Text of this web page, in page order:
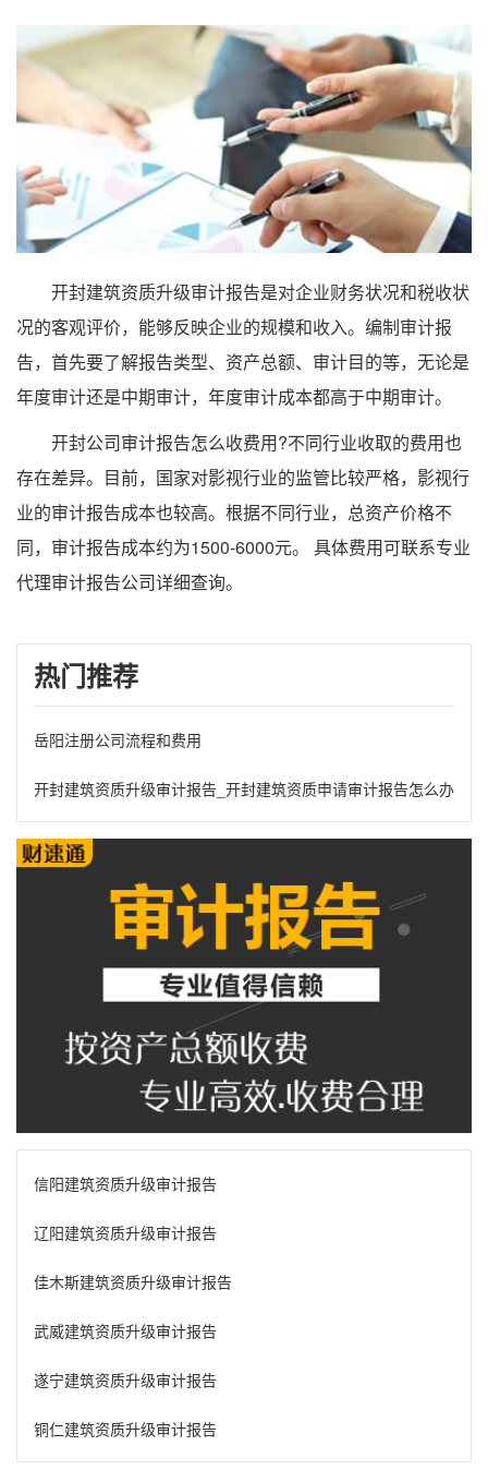
开封建筑资质升级审计报告是对企业财务状况和税收状
况的客观评价，能够反映企业的规模和收入。编制审计报
告，首先要了解报告类型、资产总额、审计目的等，无论是
年度审计还是中期审计，年度审计成本都高于中期审计。
开封公司审计报告怎么收费用?不同行业收取的费用也
存在差异。目前，国家对影视行业的监管比较严格，影视行
业的审计报告成本也较高。根据不同行业，总资产价格不
同，审计报告成本约为1500-6000元。 具体费用可联系专业
代理审计报告公司详细查询。
热门推荐
岳阳注册公司流程和费用
开封建筑资质升级审计报告_开封建筑资质申请审计报告怎么办理?
信阳建筑资质升级审计报告
辽阳建筑资质升级审计报告
佳木斯建筑资质升级审计报告
武威建筑资质升级审计报告
遂宁建筑资质升级审计报告
铜仁建筑资质升级审计报告